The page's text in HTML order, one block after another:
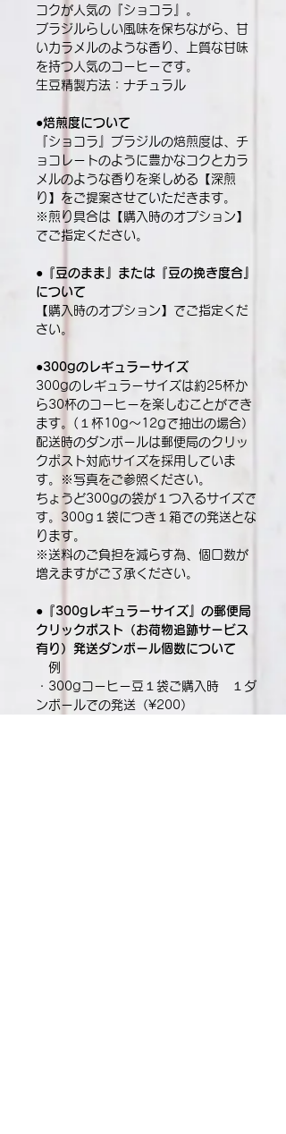
コクが人気の『ショコラ』。
ブラジルらしい風味を保ちながら、甘
いカラメルのような香り、上質な甘味
を持つ人気のコーヒーです。
生豆精製方法：ナチュラル
●焙煎度について
『ショコラ』ブラジルの焙煎度は、チ
ョコレートのように豊かなコクとカラ
メルのような香りを楽しめる【深煎
り】をご提案させていただきます。
※煎り具合は【購入時のオプション】
でご指定ください。
●『豆のまま』または『豆の挽き度合』
について
【購入時のオプション】でご指定くだ
さい。
●300gのレギュラーサイズ
300gのレギュラーサイズは約25杯か
ら30杯のコーヒーを楽しむことができ
ます。(１杯10g〜12gで抽出の場合）
配送時のダンボールは郵便局のクリッ
クポスト対応サイズを採用していま
す。※写真をご参照ください。
ちょうど300gの袋が１つ入るサイズで
す。300g１袋につき１箱での発送とな
ります。
※送料のご負担を減らす為、個口数が
増えますがご了承ください。
●『300gレギュラーサイズ』の郵便局
クリックポスト（お荷物追跡サービス
有り）発送ダンボール個数について
例
・300gコーヒー豆１袋ご購入時 １ダ
ンボールでの発送（¥200）